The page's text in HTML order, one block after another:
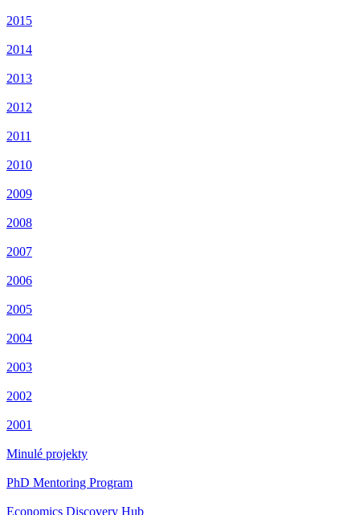
2015
2014
2013
2012
2011
2010
2009
2008
2007
2006
2005
2004
2003
2002
2001
Minulé projekty
PhD Mentoring Program
Economics Discovery Hub